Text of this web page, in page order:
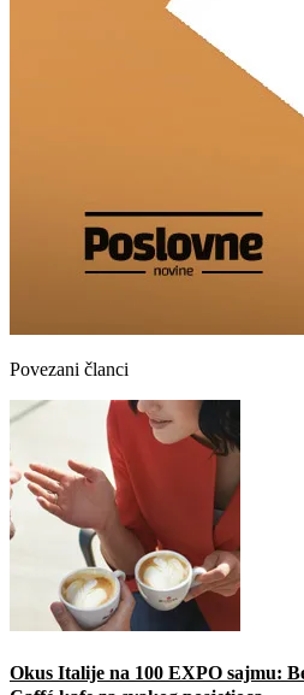
Povezani članci
Okus Italije na 100 EXPO sajmu: